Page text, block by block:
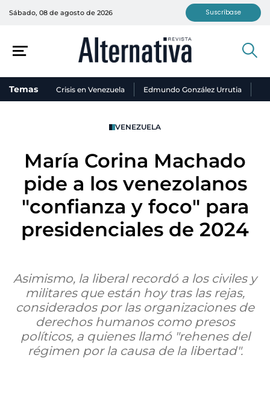
Sábado, 08 de agosto de 2026 Suscríbase
Temas Crisis en Venezuela Edmundo González Urrutia
VENEZUELA
María Corina Machado
pide a los venezolanos
"confianza y foco" para
presidenciales de 2024
Asimismo, la liberal recordó a los civiles y
militares que están hoy tras las rejas,
considerados por las organizaciones de
derechos humanos como presos
políticos, a quienes llamó "rehenes del
régimen por la causa de la libertad".